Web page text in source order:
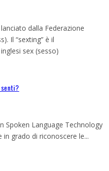
dalla Federazione
Il “sexting” è il
sex (sesso)
Spoken Language Technology
grado di riconoscere le...